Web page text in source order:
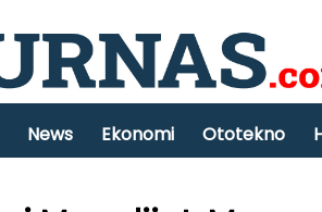
News Ekonomi Ototekno